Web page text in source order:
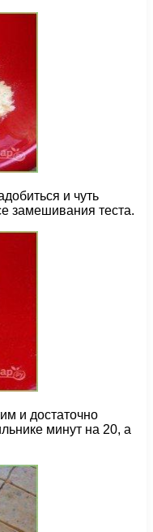
и чуть
замешивания теста.
и достаточно
минут на 20, а